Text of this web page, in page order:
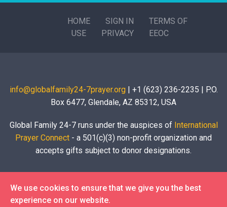
HOME SIGN IN
TERMS OF
USE
PRIVACY EEOC
info@globalfamily24-7prayer.org| +1 (623) 236-2235 | P.O.
Box 6477, Glendale, AZ 85312, USA
Global Family 24-7 runs under the auspices of International
Prayer Connect - a 501(c)(3) non-profit organization and
accepts gifts subject to donor designations.
We use cookies to ensure that we give you the best
experience on our website.